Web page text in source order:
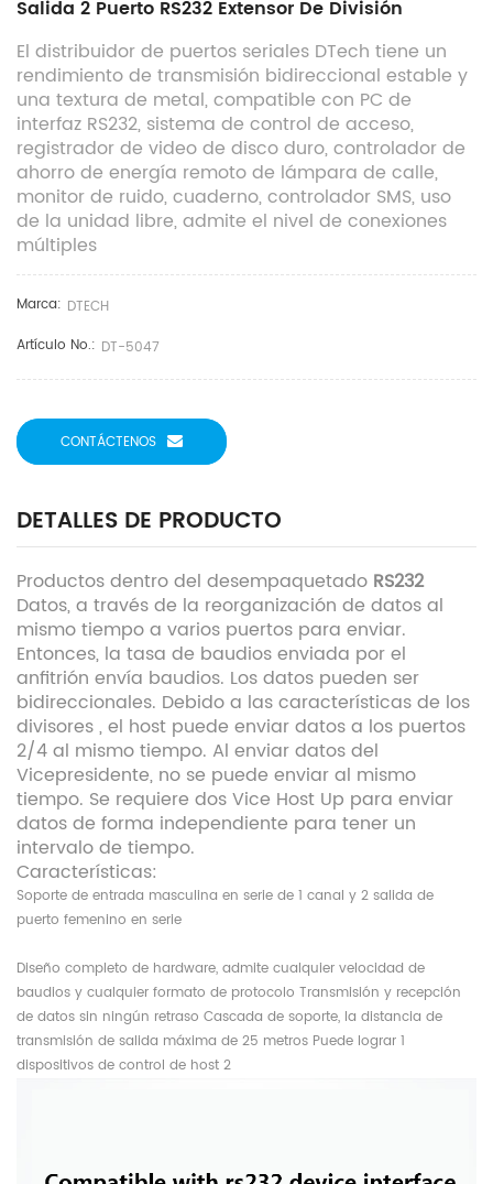
Salida 2 Puerto RS232 Extensor De División
El distribuidor de puertos seriales DTech tiene un
rendimiento de transmisión bidireccional estable y
una textura de metal, compatible con PC de
interfaz RS232, sistema de control de acceso,
registrador de video de disco duro, controlador de
ahorro de energía remoto de lámpara de calle,
monitor de ruido, cuaderno, controlador SMS, uso
de la unidad libre, admite el nivel de conexiones
múltiples
Marca: DTECH
Artículo No.: DT-5047
CONTÁCTENOS
DETALLES DE PRODUCTO
Productos dentro del desempaquetado RS232
Datos, a través de la reorganización de datos al
mismo tiempo a varios puertos para enviar.
Entonces, la tasa de baudios enviada por el
anfitrión envía baudios. Los datos pueden ser
bidireccionales. Debido a las características de los
divisores, el host puede enviar datos a los puertos
2/4 al mismo tiempo. Al enviar datos del
Vicepresidente, no se puede enviar al mismo
tiempo. Se requiere dos Vice Host Up para enviar
datos de forma independiente para tener un
intervalo de tiempo.
Características:
Soporte de entrada masculina en serie de 1 canal y 2 salida de
puerto femenino en serie
Diseño completo de hardware, admite cualquier velocidad de
baudios y cualquier formato de protocolo Transmisión y recepción
de datos sin ningún retraso Cascada de soporte, la distancia de
transmisión de salida máxima de 25 metros Puede lograr 1
dispositivos de control de host 2